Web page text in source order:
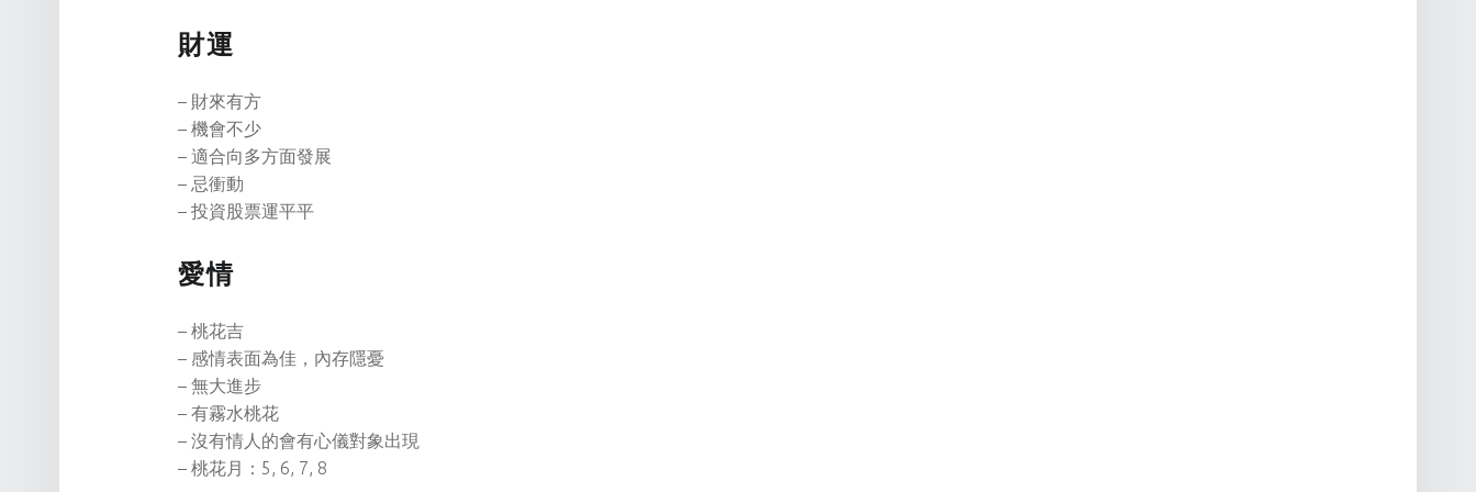
財運
– 財來有方
– 機會不少
– 適合向多方面發展
– 忌衝動
– 投資股票運平平
愛情
– 桃花吉
– 感情表面為佳，內存隱憂
– 無大進步
– 有霧水桃花
– 沒有情人的會有心儀對象出現
– 桃花月：5, 6, 7, 8